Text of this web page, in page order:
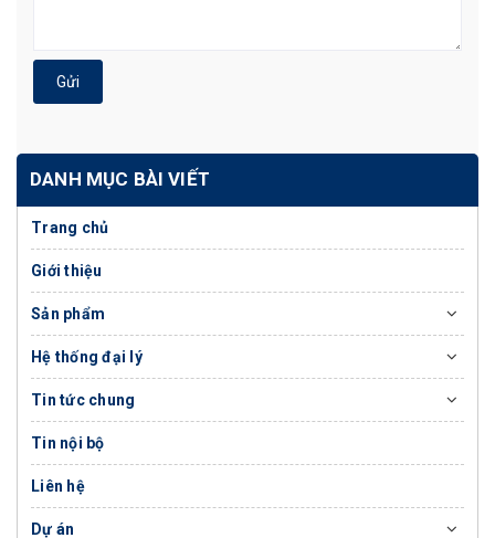
Gửi
DANH MỤC BÀI VIẾT
Trang chủ
Giới thiệu
Sản phẩm
Hệ thống đại lý
Tin tức chung
Tin nội bộ
Liên hệ
Dự án